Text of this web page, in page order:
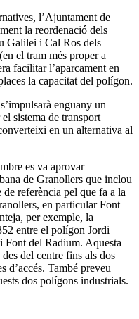
l’Ajuntament de
la reordenació dels
Galilei i Cal Ros dels
el tram més proper a
facilitar l’aparcament en
la capacitat del polígon.
enguany un
sistema de transport
en un alternativa al
es va aprovar
de Granollers que inclou
referència pel que fa a la
en particular Font
per exemple, la
entre el polígon Jordi
del Radium. Aquesta
del centre fins als dos
d’accés. També preveu
dos polígons industrials.